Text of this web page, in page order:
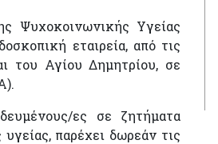
Ψυχοκοινωνικής Υγείας
εταιρεία, από τις
του Αγίου Δημητρίου, σε
ες σε ζητήματα
παρέχει δωρεάν τις